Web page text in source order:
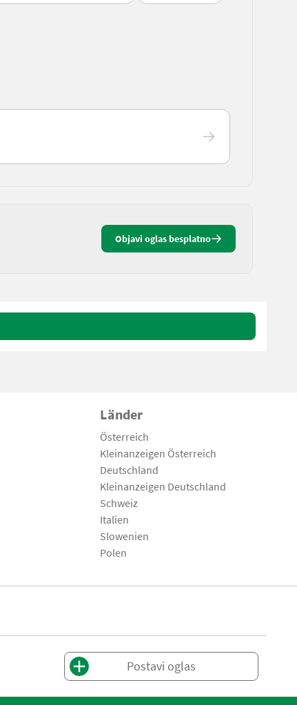
Objavi oglas besplatno
Länder
Österreich
Kleinanzeigen Österreich
Deutschland
Kleinanzeigen Deutschland
Schweiz
Italien
Slowenien
Polen
Postavi oglas